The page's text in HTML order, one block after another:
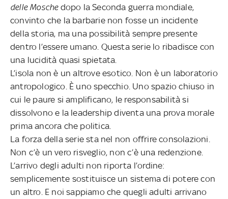
delle Moschedopo la Seconda guerra mondiale,
convinto che la barbarie non fosse un incidente
della storia, ma una possibilità sempre presente
dentro l’essere umano. Questa serie lo ribadisce con
una lucidità quasi spietata.
L’isola non è un altrove esotico. Non è un laboratorio
antropologico. È uno specchio. Uno spazio chiuso in
cui le paure si amplificano, le responsabilità si
dissolvono e la leadership diventa una prova morale
prima ancora che politica.
La forza della serie sta nel non offrire consolazioni.
Non c’è un vero risveglio, non c’è una redenzione.
L’arrivo degli adulti non riporta l’ordine:
semplicemente sostituisce un sistema di potere con
un altro. E noi sappiamo che quegli adulti arrivano